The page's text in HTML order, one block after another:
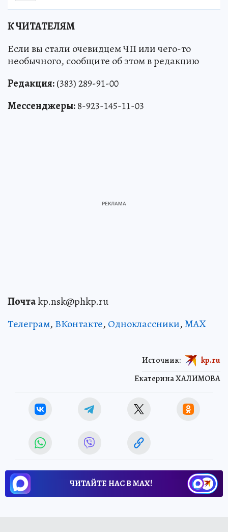
К ЧИТАТЕЛЯМ
Если вы стали очевидцем ЧП или чего-то
необычного, сообщите об этом в редакцию
Редакция:(383) 289-91-00
Мессенджеры:8-923-145-11-03
Почтаkp.nsk@phkp.ru
Телеграм, ВКонтакте, Одноклассники,MAX
Екатерина ХАЛИМОВА
Источник: kp.ru
ЧИТАЙТЕ НАС В МАХ!